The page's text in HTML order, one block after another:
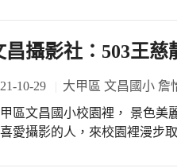
社會公益和學校教育的付出
金會的來由與成立宗旨，並
，培育在地大甲孩子，與世界
這筆資金，努力改善文昌教學
洪立緯先生也再次感謝陳意
並期勉自己接下會長一職才是擔負重任的開始
每位嘉賓在疫情警戒稍稍鬆
於社會各階層，每位成員均是
大家凝聚團結，為共同擦亮
，愉悅迷人，新卸任會長交接
昌攝影社：503王慈
10-29 大甲區 文昌國小 詹
區文昌國小校園裡， 景色美
愛攝影的人，來校園裡漫步